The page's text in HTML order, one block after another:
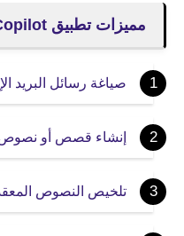
مميزات تطبيق ​​Microsoft Copilot
صياغة رسائل البريد
إنشاء قصص أو نصوص
تلخيص النصوص